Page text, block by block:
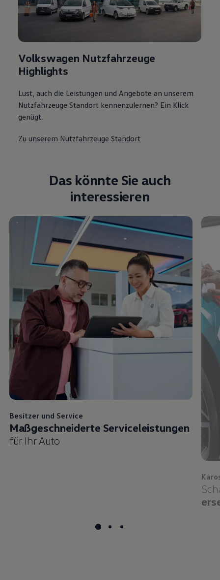
Volkswagen Nutzfahrzeuge
Highlights
Lust, auch die Leistungen und Angebote an unserem
Nutzfahrzeuge Standort kennenzulernen? Ein Klick
genügt.
Zu unserem Nutzfahrzeuge Standort
Das könnte Sie auch
interessieren
Besitzer und Service
Maßgeschneiderte Serviceleistungen
für Ihr Auto